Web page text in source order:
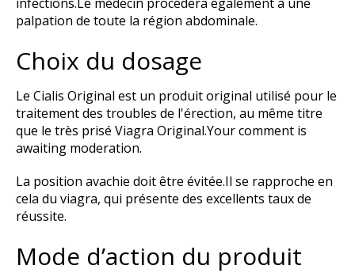
palpation de toute la région abdominale.
Choix du dosage
Le Cialis Original est un produit original utilisé pour le
traitement des troubles de l'érection, au même titre
que le très prisé Viagra Original.Your comment is
awaiting moderation.
La position avachie doit être évitée.Il se rapproche en
cela du viagra, qui présente des excellents taux de
réussite.
Mode d’action du produit